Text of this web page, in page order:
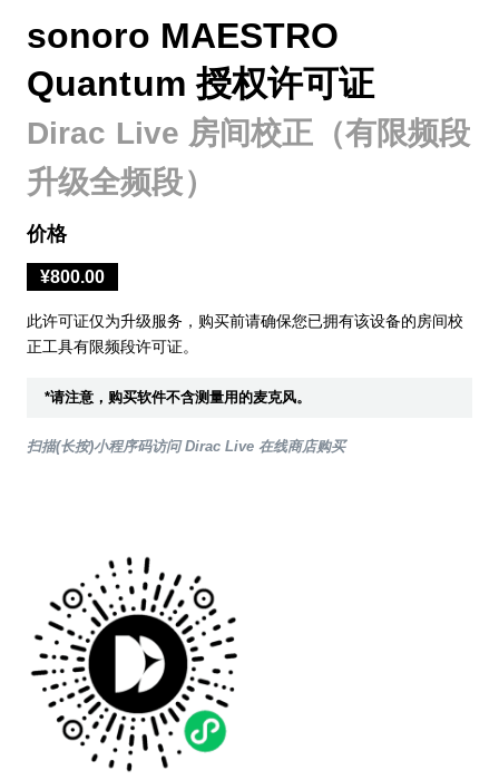
sonoro MAESTRO
Quantum 授权许可证
Dirac Live 房间校正（有限频段
升级全频段）
价格
¥800.00
此许可证仅为升级服务，购买前请确保您已拥有该设备的房间校
正工具有限频段许可证。
*请注意，购买软件不含测量用的麦克风。
扫描(长按)小程序码访问 Dirac Live 在线商店购买